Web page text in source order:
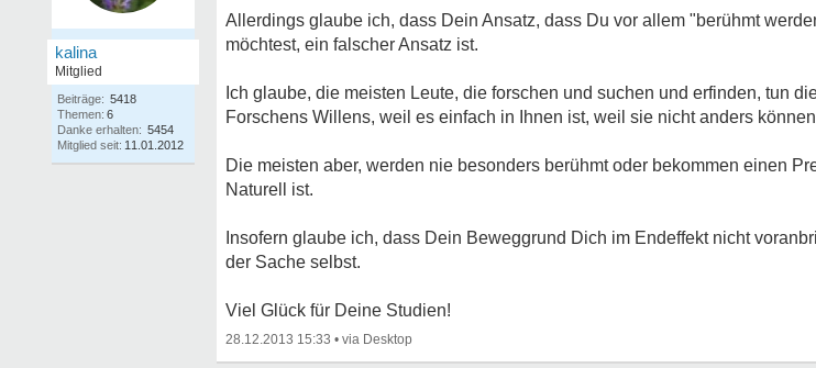
kalina
Mitglied
Beiträge: 5418
Themen: 6
Danke erhalten: 5454
Mitglied seit: 11.01.2012
Allerdings glaube ich, dass Dein Ansatz, dass Du vor allem "berühmt
möchtest, ein falscher Ansatz ist.
Ich glaube, die meisten Leute, die forschen und suchen und erfinden, tun
Forschens Willens, weil es einfach in Ihnen ist, weil sie nicht anders
Die meisten aber, werden nie besonders berühmt oder bekommen einen
Naturell ist.
Insofern glaube ich, dass Dein Beweggrund Dich im Endeffekt nicht
der Sache selbst.
Viel Glück für Deine Studien!
28.12.2013 15:33 •